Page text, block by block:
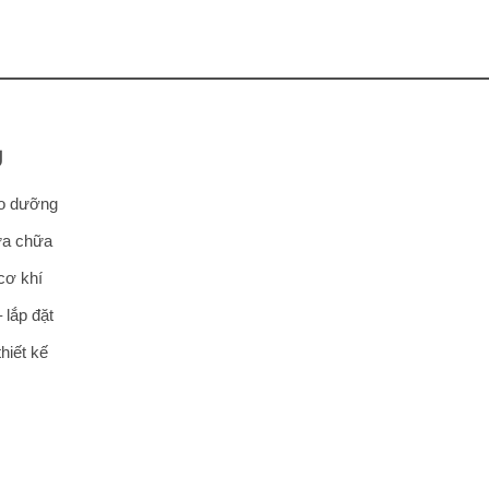
dưỡng
chữa
khí
lắp đặt
kế